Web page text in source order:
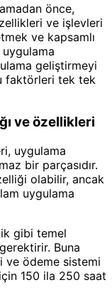
önce,
ve işlevleri
ve kapsamlı
geliştirmeyi
faktörleri tek tek
ve özellikleri
uygulama
bir parçasıdır.
olabilir, ancak
uygulama
gibi temel
Buna
ve ödeme sistemi
150 ila 250 saat